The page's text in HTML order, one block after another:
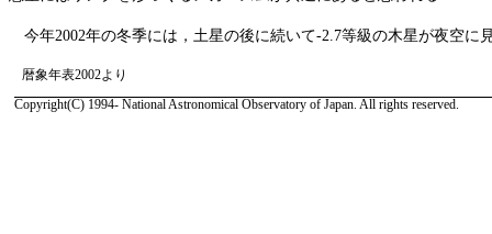
今年2002年の冬季には，土星の後に続いて-2.7等級の木星が夜空に
暦象年表2002より
Copyright(C) 1994- National Astronomical Observatory of Japan. All rights reserved.